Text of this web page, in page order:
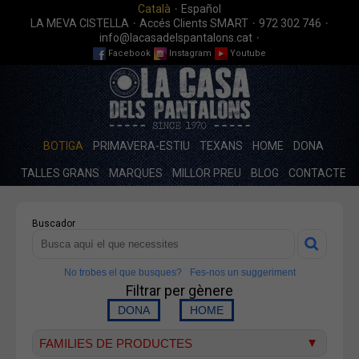
Català · Español
LA MEVA CISTELLA · Accés Clients SMART · 972 302 746 ·
info@lacasadelspantalons.cat ·
Facebook Instagram Youtube
BOTIGA PRIMAVERA-ESTIU TEXANS HOME DONA
TALLES GRANS MARQUES MILLOR PREU BLOG CONTACTE
Buscador
No trobes el que busques? Fes-nos un suggeriment
Filtrar per gènere
FAMILIES DE PRODUCTES